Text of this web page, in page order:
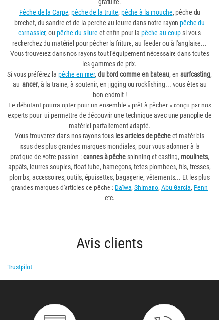
gratuite.
Pêche de la Carpe, pêche de la truite, pêche à la mouche, pêche du
brochet, du sandre et de la perche au leurre dans notre rayon pêche du
carnassier, ou pêche du silure et enfin pour la pêche au coup si vous
recherchez du matériel pour pêcher la friture, au feeder ou à l'anglaise...
Vous trouverez dans nos rayons tout l'équipement nécessaire dans toutes
les gammes de prix.
Si vous préférez la pêche en mer, du bord comme en bateau, en surfcasting,
au lancer, à la traine, à soutenir, en jigging ou rockfishing... vous êtes au
bon endroit !
Le débutant pourra opter pour un ensemble « prêt à pêcher » conçu par nos
experts pour lui permettre de découvrir une technique avec une panoplie de
matériel parfaitement adapté.
Vous trouverez dans nos rayons tous les articles de pêcheet matériels
issus des plus grandes marques mondiales, pour vous adonner à la
pratique de votre passion :cannes à pêchespinning et casting, moulinets,
appâts, leurres souples, float tube, hameçons, tetes plombees, fils, tresses,
plombs, accessoires, outils, épuisettes, bagagerie, vêtements... Et les plus
grandes marques d'articles de pêche : Daïwa, Shimano, Abu Garcia, Penn
etc.
Avis clients
Trustpilot